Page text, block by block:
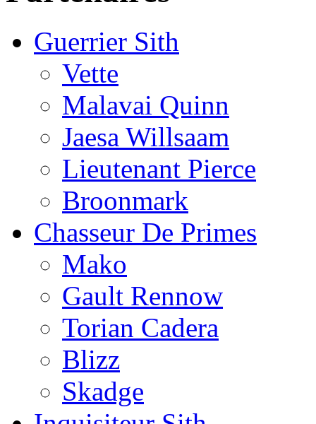
Guerrier Sith
Vette
Malavai Quinn
Jaesa Willsaam
Lieutenant Pierce
Broonmark
Chasseur De Primes
Mako
Gault Rennow
Torian Cadera
Blizz
Skadge